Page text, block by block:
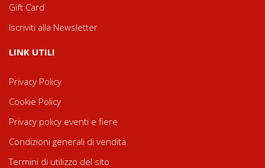
Gift Card
Iscriviti alla Newsletter
LINK UTILI
Privacy Policy
Cookie Policy
Privacy policy eventi e fiere
Condizioni generali di vendita
Termini di utilizzo del sito